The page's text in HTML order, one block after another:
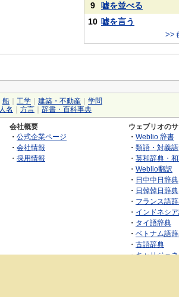
9
嘘を並べる
10 嘘を言う
>>
船 工学 建築・不動産
学問
人名 方言 辞書・百科事典
会社概要
・ 公式企業ページ
・ 会社情報
・ 採用情報
ウェブリオの
・ Weblio 辞書
・ 類語・対義
・ 英和辞典・
・ Weblio翻訳
・ 日中中日辞典
・ 日韓韓日辞典
・ フランス語
・ インドネシ
・ タイ語辞典
・ ベトナム語
・ 古語辞典
・キャリジェ